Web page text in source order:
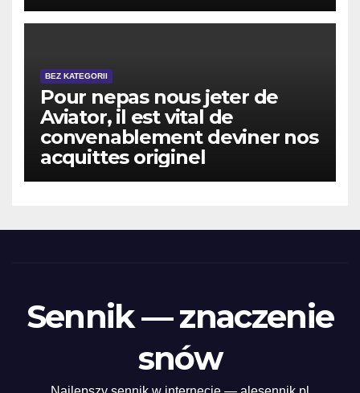
BEZ KATEGORII
Pour nepas nous jeter de
Aviator, il est vital de
convenablement deviner nos
acquittes originel
Sennik — znaczenie
snów